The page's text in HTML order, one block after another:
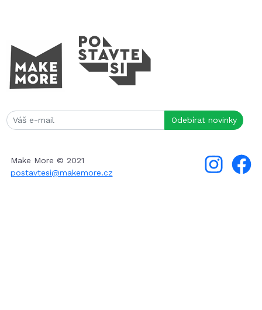
Make More © 2021
postavtesi@makemore.cz